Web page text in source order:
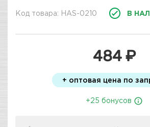
Код товара: HAS-0210 В
484 ₽
+ оптовая цена по
+25 бонусов